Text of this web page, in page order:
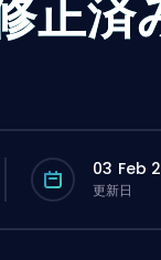
正済
03 Feb
更新日